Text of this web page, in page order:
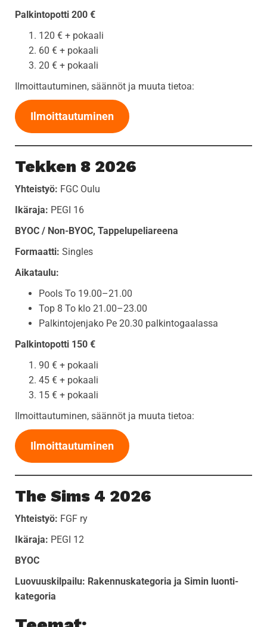
Palkintopotti 200 €
120 € + pokaali
60 € + pokaali
20 € + pokaali
Ilmoittautuminen, säännöt ja muuta tietoa:
Ilmoittautuminen
Tekken 8 2026
Yhteistyö: FGC Oulu
Ikäraja: PEGI 16
BYOC / Non-BYOC, Tappelupeliareena
Formaatti: Singles
Aikataulu:
Pools To 19.00–21.00
Top 8 To klo 21.00–23.00
Palkintojenjako Pe 20.30 palkintogaalassa
Palkintopotti 150 €
90 € + pokaali
45 € + pokaali
15 € + pokaali
Ilmoittautuminen, säännöt ja muuta tietoa:
Ilmoittautuminen
The Sims 4 2026
Yhteistyö: FGF ry
Ikäraja: PEGI 12
BYOC
Luovuuskilpailu: Rakennuskategoria ja Simin luonti-
kategoria